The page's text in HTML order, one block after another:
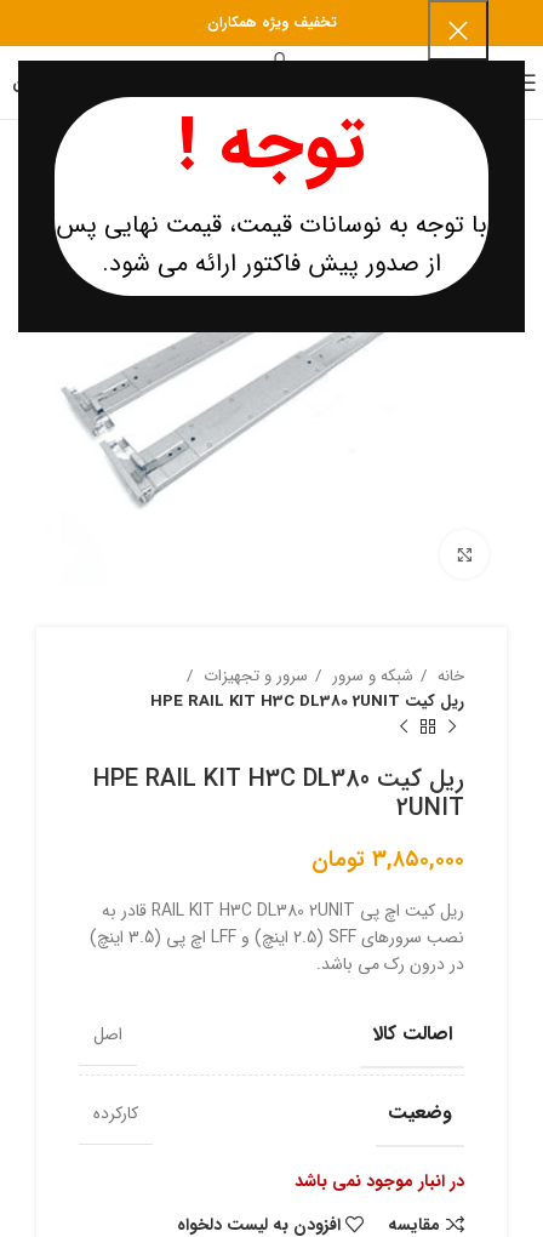
توجه !
با توجه به نوسانات قیمت، قیمت نهایی پس
از صدور پیش فاکتور ارائه می شود.
تخفیف ویژه همکاران
تومان
تمام شد
خانه شبکه و سرور
سرور و تجهیزات
ریل کیت HPE RAIL KIT H3C DL380 2UNIT
ریل کیت HPE RAIL KIT H3C DL380
2UNIT
۳,۸۵۰,۰۰۰ تومان
ریل کیت اچ پی RAIL KIT H3C DL380 2UNIT قادر به
نصب سرورهای SFF (2.5 اینچ) و LFF اچ پی (3.5 اینچ)
در درون رک می باشد.
اصالت کالا اصل
وضعیت کارکرده
در انبار موجود نمی باشد
مقایسه
افزودن به لیست دلخواه